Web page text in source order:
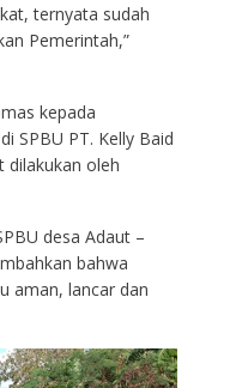
ternyata sudah
Pemerintah,”
kepada
SPBU PT. Kelly Baid
dilakukan oleh
desa Adaut –
bahwa
aman, lancar dan